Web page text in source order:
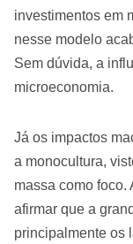
investimentos em
nesse modelo
Sem dúvida, a
microeconomia.
Já os impactos
a monocultura,
massa como foco.
afirmar que a
principalmente os